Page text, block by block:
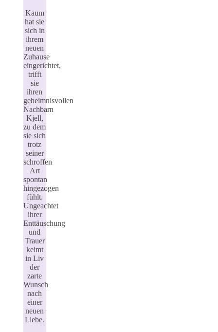
Kaum
hat sie
sich in
ihrem
neuen
Zuhause
eingerichtet,
trifft
sie
ihren
geheimnisvollen
Nachbarn
Kjell,
zu dem
sie sich
trotz
seiner
schroffen
Art
spontan
hingezogen
fühlt.
Ungeachtet
ihrer
Enttäuschung
und
Trauer
keimt
in Liv
der
zarte
Wunsch
nach
einer
neuen
Liebe.